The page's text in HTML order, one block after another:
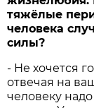
тяжёлые
человека
силы?
- Не хочется
отвечая на
человеку